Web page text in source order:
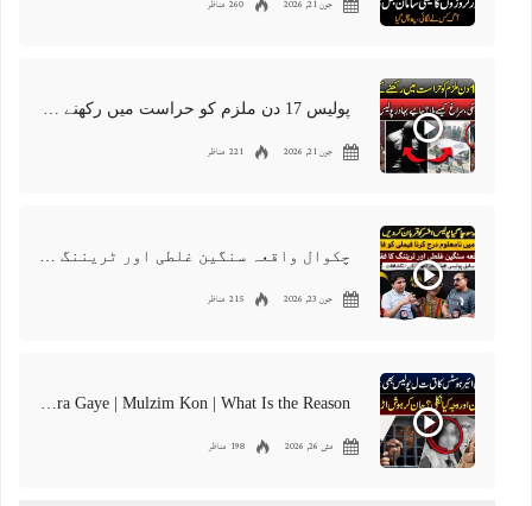
جون 21, 2026 260 مناظر
پولیس 17 دن ملزم کو حراست میں رکھنے کے باوجود شواہد نہ ڈھونڈ سکی
جون 21, 2026 221 مناظر
چکوال واقعہ سنگین غلطی اور ٹریننگ کا فقدان ہے
جون 23, 2026 215 مناظر
International Air Hostes Ka Qata** Police Bhe Chakra Gaye | Mulzim Kon | What Is the Reason
مئی 26, 2026 198 مناظر